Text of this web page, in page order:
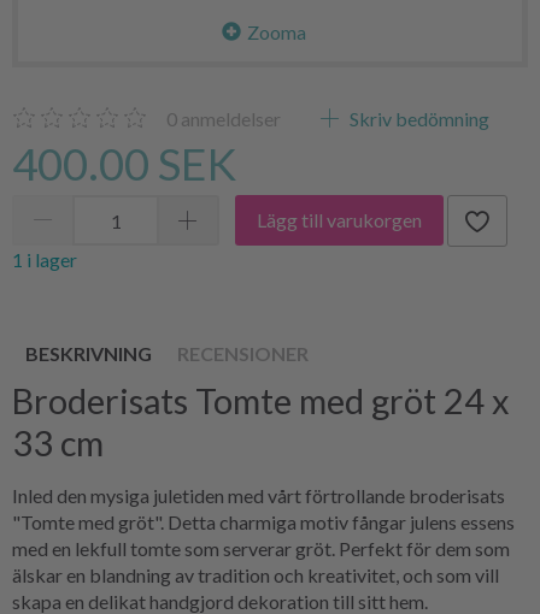
Zooma
0 anmeldelser Skriv bedömning
400.00 SEK
Lägg till varukorgen
1 i lager
BESKRIVNING RECENSIONER
Broderisats Tomte med gröt 24 x
33 cm
Inled den mysiga juletiden med vårt förtrollande broderisats
"Tomte med gröt". Detta charmiga motiv fångar julens essens
med en lekfull tomte som serverar gröt. Perfekt för dem som
älskar en blandning av tradition och kreativitet, och som vill
skapa en delikat handgjord dekoration till sitt hem.